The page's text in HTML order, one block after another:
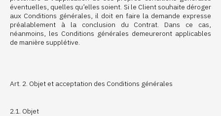
éventuelles, quelles qu’elles soient. Si le Client souhaite déroger
aux Conditions générales, il doit en faire la demande expresse
préalablement à la conclusion du Contrat. Dans ce cas,
néanmoins, les Conditions générales demeureront applicables
de manière supplétive.
Art. 2. Objet et acceptation des Conditions générales
2.1. Objet